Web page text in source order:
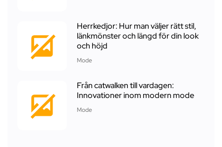
Herrkedjor: Hur man väljer rätt stil,
länkmönster och längd för din look
och höjd
Mode
Från catwalken till vardagen:
Innovationer inom modern mode
Mode